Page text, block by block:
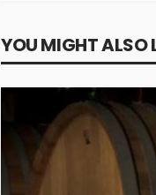
YOU MIGHT ALSO